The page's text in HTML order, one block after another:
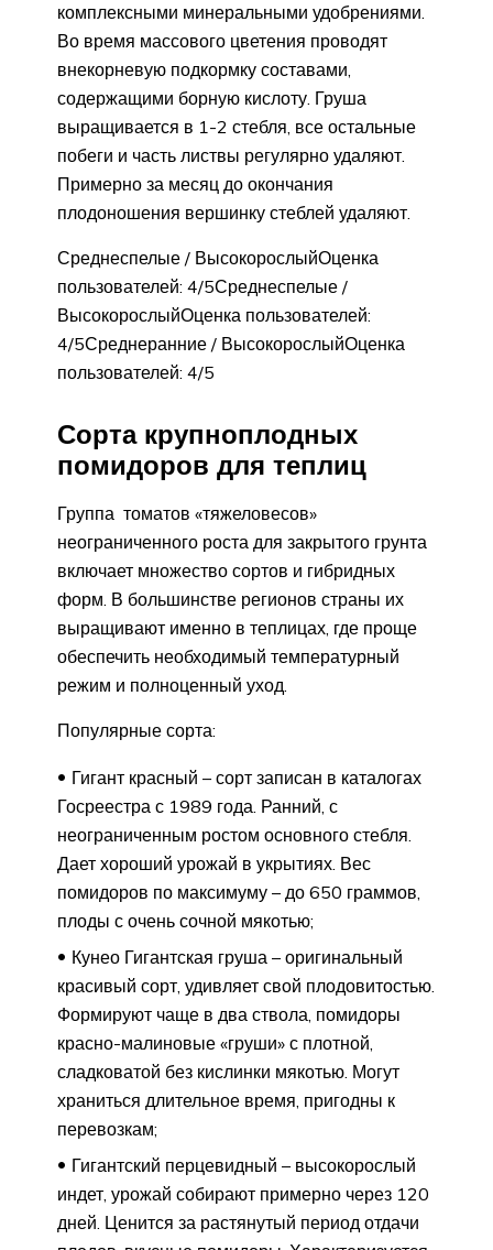
комплексными минеральными удобрениями.
Во время массового цветения проводят
внекорневую подкормку составами,
содержащими борную кислоту. Груша
выращивается в 1-2 стебля, все остальные
побеги и часть листвы регулярно удаляют.
Примерно за месяц до окончания
плодоношения вершинку стеблей удаляют.
Среднеспелые / ВысокорослыйОценка
пользователей: 4/5Среднеспелые /
ВысокорослыйОценка пользователей:
4/5Среднеранние / ВысокорослыйОценка
пользователей: 4/5
Сорта крупноплодных
помидоров для теплиц
Группа томатов «тяжеловесов»
неограниченного роста для закрытого грунта
включает множество сортов и гибридных
форм. В большинстве регионов страны их
выращивают именно в теплицах, где проще
обеспечить необходимый температурный
режим и полноценный уход.
Популярные сорта:
Гигант красный – сорт записан в каталогах
Госреестра с 1989 года. Ранний, с
неограниченным ростом основного стебля.
Дает хороший урожай в укрытиях. Вес
помидоров по максимуму – до 650 граммов,
плоды с очень сочной мякотью;
Кунео Гигантская груша – оригинальный
красивый сорт, удивляет свой плодовитостью.
Формируют чаще в два ствола, помидоры
красно-малиновые «груши» с плотной,
сладковатой без кислинки мякотью. Могут
храниться длительное время, пригодны к
перевозкам;
Гигантский перцевидный – высокорослый
индет, урожай собирают примерно через 120
дней. Ценится за растянутый период отдачи